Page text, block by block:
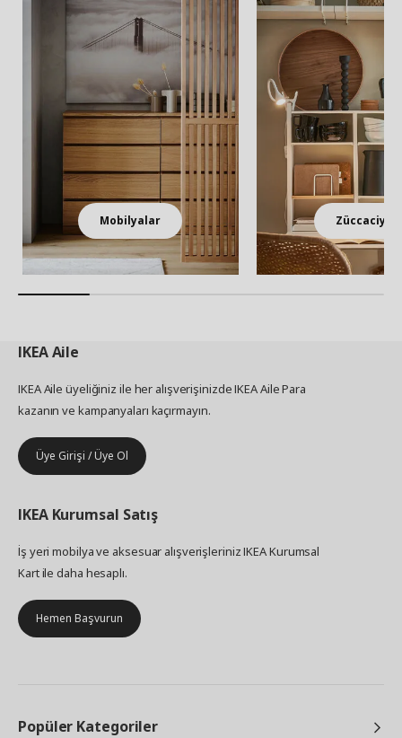
Mobilyalar Züccaciye
IKEAAile
IKEA Aile üyeliğiniz ile her alışverişinizde IKEA Aile Para
kazanın ve kampanyaları kaçırmayın.
Üye Girişi / Üye Ol
IKEA Kurumsal Satış
İş yeri mobilya ve aksesuar alışverişleriniz IKEA Kurumsal
Kart ile daha hesaplı.
Hemen Başvurun
Popüler Kategoriler